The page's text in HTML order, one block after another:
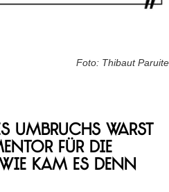
Foto: Thibaut Paruite
Umbruchs warst
für die
kam es denn